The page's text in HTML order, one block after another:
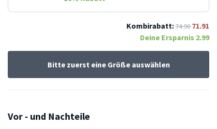
Kombirabatt:74.90 71.91
Deine Ersparnis 2.99
Bitte zuerst eine Größe auswählen
Vor - und Nachteile